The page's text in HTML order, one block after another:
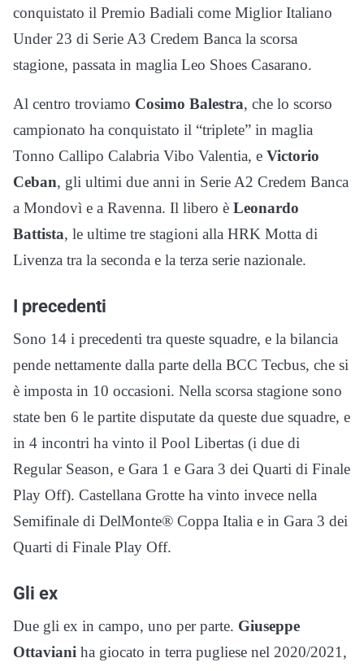
conquistato il Premio Badiali come Miglior Italiano
Under 23 di Serie A3 Credem Banca la scorsa
stagione, passata in maglia Leo Shoes Casarano.
Al centro troviamo Cosimo Balestra, che lo scorso
campionato ha conquistato il “triplete” in maglia
Tonno Callipo Calabria Vibo Valentia, e Victorio
Ceban, gli ultimi due anni in Serie A2 Credem Banca
a Mondovì e a Ravenna. Il libero è Leonardo
Battista, le ultime tre stagioni alla HRK Motta di
Livenza tra la seconda e la terza serie nazionale.
I precedenti
Sono 14 i precedenti tra queste squadre, e la bilancia
pende nettamente dalla parte della BCC Tecbus, che si
è imposta in 10 occasioni. Nella scorsa stagione sono
state ben 6 le partite disputate da queste due squadre, e
in 4 incontri ha vinto il Pool Libertas (i due di
Regular Season, e Gara 1 e Gara 3 dei Quarti di Finale
Play Off). Castellana Grotte ha vinto invece nella
Semifinale di DelMonte® Coppa Italia e in Gara 3 dei
Quarti di Finale Play Off.
Gli ex
Due gli ex in campo, uno per parte. Giuseppe
Ottaviani ha giocato in terra pugliese nel 2020/2021,